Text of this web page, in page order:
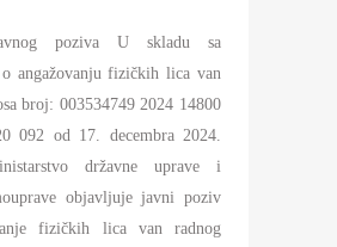
poziva U skladu sa
angažovanju fizičkih lica van
broj: 003534749 2024 14800
092 od 17. decembra 2024.
državne uprave i
objavljuje javni poziv
fizičkih lica van radnog